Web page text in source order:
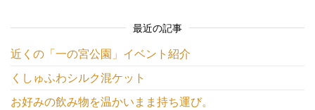
最近の記事
近くの「一の宮公園」イベント紹介
くしゅふわシルク混ケット
お好みの飲み物を温かいまま持ち運び。